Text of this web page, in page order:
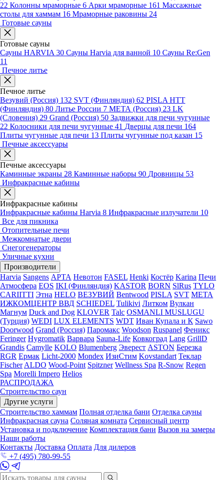
22 Колонны мраморные 6 Арки мраморные 161 Массажные
столы для хаммам 16 Мраморные раковины 24
Готовые сауны
Готовые сауны
Сауны HARVIA 30 Сауны Harvia для ванной 10 Сауны Re:Gen
11
Печное литье
Печное литье
Везувий (Россия) 132 SVT (Финляндия) 62 PISLA HTT
(Финляндия) 80 Литье России 7 МЕТА (Россия) 23 LK
(Словения) 29 Grand (Россия) 50 Задвижки для печи чугунные
22 Колосники для печи чугунные 41 Дверцы для печи 164
Плиты чугунные для печи 13 Плиты чугунные под казан 15
Печные аксессуары
Печные аксессуары
Каминные экраны 28 Каминные наборы 90 Дровницы 53
Инфракрасные кабины
Инфракрасные кабины
Инфракрасные кабины Harvia 8 Инфракрасные излучатели 10
Все для пикника
Отопительные печи
Межкомнатые двери
Снегогенераторы
Уличные кухни
Производители
Harvia Sangens АРТА Невотон FASEL Henki Костёр Karina Печи
Атмосфера EOS IKI (Финляндия) KASTOR BORN SlRus TYLO
CARIITTI Этна HELO ВЕЗУВИЙ Bentwood PISLA SVT МЕТА
ИЖКОМЦЕНТР ВВД SCHIEDEL Tulikivi Литком Вулкан
Магнум Duck and Dog KLOVER Talc OSMANLI MUSLUGU
(Турция) WEDI LUX ELEMENTS WDT Иван Купала и К Sawo
Doorwood Grand (Россия) Паромакс Woodson Ruspanel Феникс
Feringer Hygromatik Варвара Sauna-Life Ковкоград Lang GrillD
Grandis Camylle KOLO Blumenberg Эверест ASTON Березка
RGR Ермак Licht-2000 Mondex ИзиСтим Kovstandart Теклар
Fischer ALDO Wood-Point Spitzner Wellness Spa R-Snow Regen
Spa Morelli Impero Helios
РАСПРОДАЖА
Строительство саун
Другие услуги
Строительство хаммам Полная отделка бани Отделка сауны
Инфракрасная сауна Соляная комната Сервисный центр
Установка и подключение Комплектация бани Вызов на замеры
Наши работы
Контакты Доставка Оплата Для дилеров
+7 (495) 780-99-55